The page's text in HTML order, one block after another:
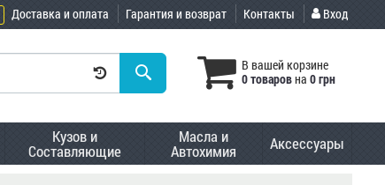
Доставка и оплата Гарантия и возврат Контакты Вход
В вашей корзине
0 товаровна 0 грн
Кузов и
Составляющие
Масла и
Автохимия Аксессуары